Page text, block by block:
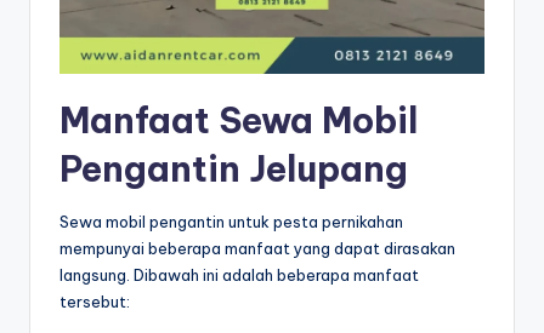
Manfaat Sewa Mobil
Pengantin Jelupang
Sewa mobil pengantin untuk pesta pernikahan
mempunyai beberapa manfaat yang dapat dirasakan
langsung. Dibawah ini adalah beberapa manfaat
tersebut: